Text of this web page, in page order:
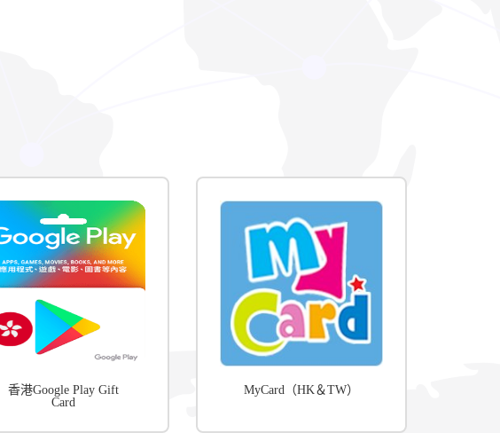
香港Google Play Gift
Card
MyCard（HK＆TW）